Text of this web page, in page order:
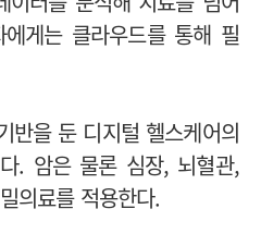
게는 클라우드를 통해 필
반을 둔 디지털 헬스케어의
. 암은 물론 심장, 뇌혈관,
의료를 적용한다.